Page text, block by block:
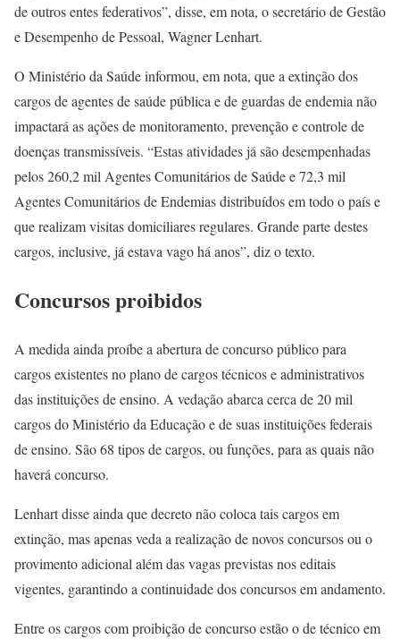
de outros entes federativos”, disse, em nota, o secretário de Gestão
e Desempenho de Pessoal, Wagner Lenhart.
O Ministério da Saúde informou, em nota, que a extinção dos
cargos de agentes de saúde pública e de guardas de endemia não
impactará as ações de monitoramento, prevenção e controle de
doenças transmissíveis. “Estas atividades já são desempenhadas
pelos 260,2 mil Agentes Comunitários de Saúde e 72,3 mil
Agentes Comunitários de Endemias distribuídos em todo o país e
que realizam visitas domiciliares regulares. Grande parte destes
cargos, inclusive, já estava vago há anos”, diz o texto.
Concursos proibidos
A medida ainda proíbe a abertura de concurso público para
cargos existentes no plano de cargos técnicos e administrativos
das instituições de ensino. A vedação abarca cerca de 20 mil
cargos do Ministério da Educação e de suas instituições federais
de ensino. São 68 tipos de cargos, ou funções, para as quais não
haverá concurso.
Lenhart disse ainda que decreto não coloca tais cargos em
extinção, mas apenas veda a realização de novos concursos ou o
provimento adicional além das vagas previstas nos editais
vigentes, garantindo a continuidade dos concursos em andamento.
Entre os cargos com proibição de concurso estão o de técnico em